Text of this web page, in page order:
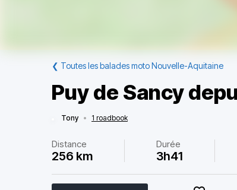
❮ Toutes les balades moto Nouvelle-Aquitaine
Puy de Sancy
Tony • 1 roadbook
Distance
256 km
Durée
3h41